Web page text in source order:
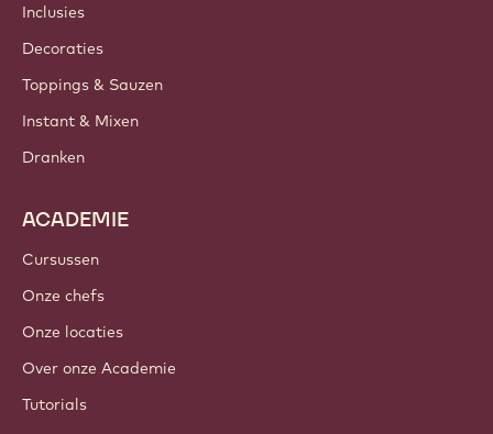
Inclusies
Decoraties
Toppings & Sauzen
Instant & Mixen
Dranken
ACADEMIE
Cursussen
Onze chefs
Onze locaties
Over onze Academie
Tutorials